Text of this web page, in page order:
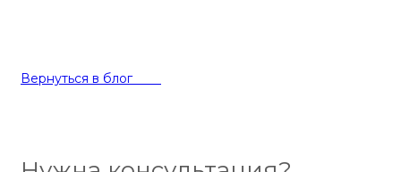
Вернуться в блог